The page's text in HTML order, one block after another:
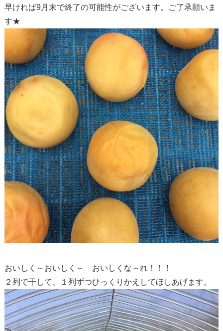
早ければ9月末で終了の可能性がございます。ご了承願いま
す★
おいしく～おいしく～ おいしくな～れ！！！
２列で干して、１列ずつひっくりかえしてほしあげます。